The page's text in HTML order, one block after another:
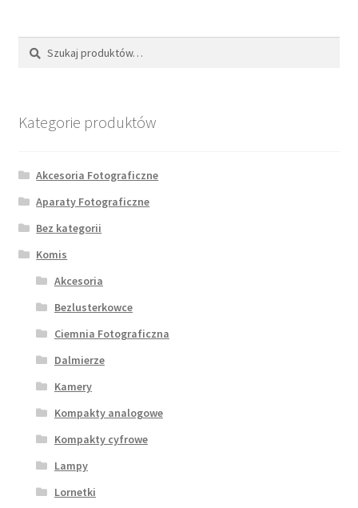
Szukaj:
Szukaj
Kategorie produktów
Akcesoria Fotograficzne
Aparaty Fotograficzne
Bez kategorii
Komis
Akcesoria
Bezlusterkowce
Ciemnia Fotograficzna
Dalmierze
Kamery
Kompakty analogowe
Kompakty cyfrowe
Lampy
Lornetki